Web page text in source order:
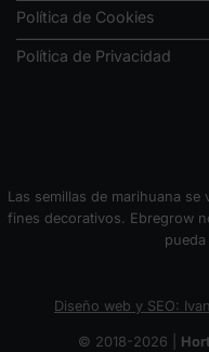
Política de Cookies
Política de Privacidad
Las semillas de marihuana
fines decorativos. Ebregrow
Diseño web y SEO:
© 2018-2026 |